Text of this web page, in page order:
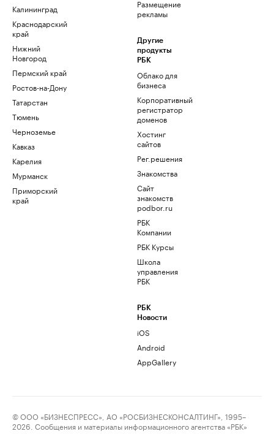
Калининград
Краснодарский
край
Нижний
Новгород
Пермский край
Ростов-на-Дону
Татарстан
Тюмень
Черноземье
Кавказ
Карелия
Мурманск
Приморский
край
Размещение
рекламы
Другие
продукты
РБК
Облако для
бизнеса
Корпоративный
регистратор
доменов
Хостинг
сайтов
Рег.решения
Знакомства
Сайт
знакомств
podbor.ru
РБК
Компании
РБК Курсы
Школа
управления
РБК
РБК
Новости
iOS
Android
AppGallery
© ООО «БИЗНЕСПРЕСС», АО «РОСБИЗНЕСКОНСАЛТИНГ», 1995–
2026. Сообщения и материалы информационного агентства «РБК»